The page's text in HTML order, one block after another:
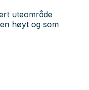
uteområde
høyt og som